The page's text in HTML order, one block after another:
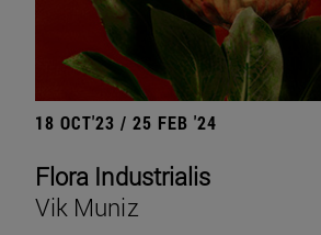
18 OCT'23 / 25 FEB '24
Flora Industrialis
Vik Muniz